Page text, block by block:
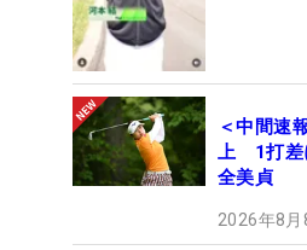
＜中間速
上 1打差
全美貞
2026年8